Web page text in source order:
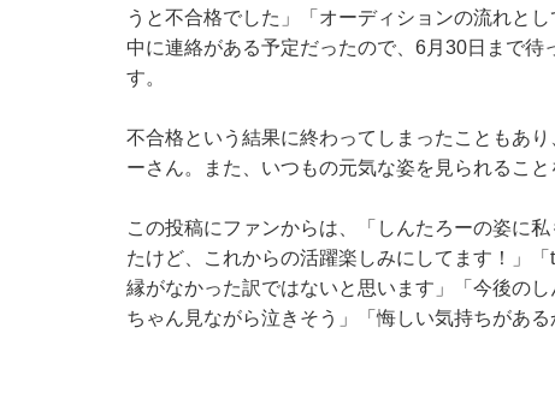
うと不合格でした」「オーディションの流れと
中に連絡がある予定だったので、6月30日まで
す。
不合格という結果に終わってしまったこともあ
ーさん。また、いつもの元気な姿を見られること
この投稿にファンからは、「しんたろーの姿に
たけど、これからの活躍楽しみにしてます！」
縁がなかった訳ではないと思います」「今後の
ちゃん見ながら泣きそう」「悔しい気持ちがあ